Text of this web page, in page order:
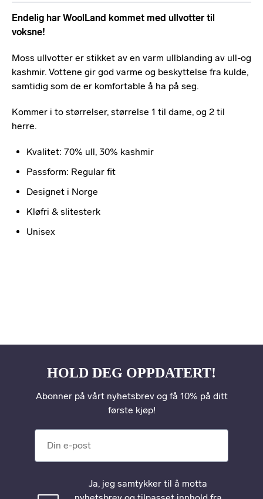
Endelig har WoolLand kommet med ullvotter til
voksne!
Moss ullvotter er stikket av en varm ullblanding av ull-og
kashmir. Vottene gir god varme og beskyttelse fra kulde,
samtidig som de er komfortable å ha på seg.
Kommer i to størrelser, størrelse 1 til dame, og 2 til
herre.
Kvalitet: 70% ull, 30% kashmir
Passform: Regular fit
Designet i Norge
Kløfri & slitesterk
Unisex
HOLD DEG OPPDATERT!
Abonner på vårt nyhetsbrev og få 10% på ditt
første kjøp!
Ja, jeg samtykker til å motta